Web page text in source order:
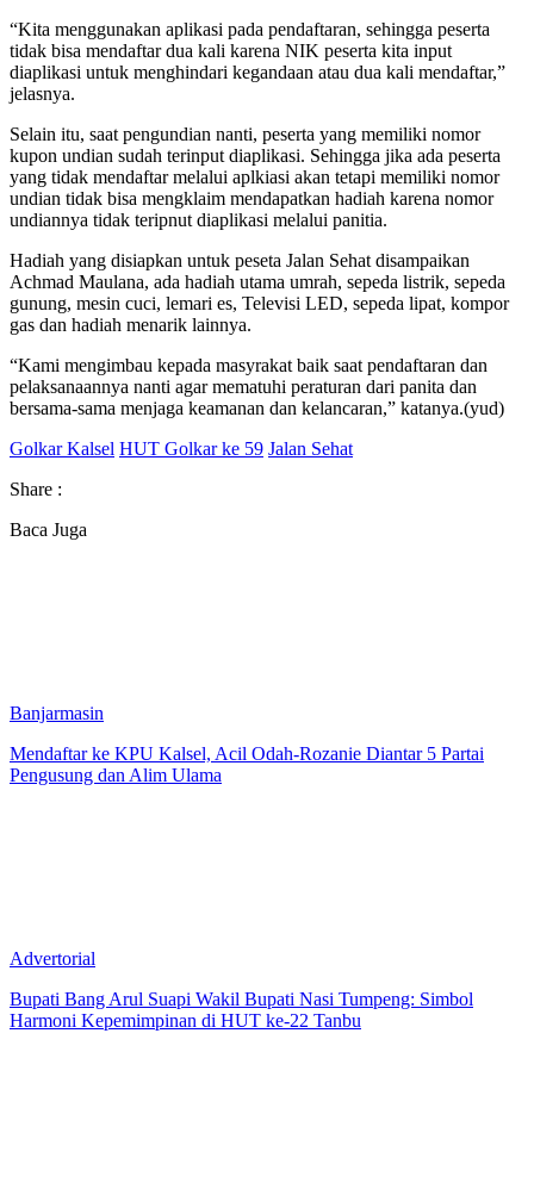
“Kita menggunakan aplikasi pada pendaftaran, sehingga peserta
tidak bisa mendaftar dua kali karena NIK peserta kita input
diaplikasi untuk menghindari kegandaan atau dua kali mendaftar,”
jelasnya.
Selain itu, saat pengundian nanti, peserta yang memiliki nomor
kupon undian sudah terinput diaplikasi. Sehingga jika ada peserta
yang tidak mendaftar melalui aplkiasi akan tetapi memiliki nomor
undian tidak bisa mengklaim mendapatkan hadiah karena nomor
undiannya tidak teripnut diaplikasi melalui panitia.
Hadiah yang disiapkan untuk peseta Jalan Sehat disampaikan
Achmad Maulana, ada hadiah utama umrah, sepeda listrik, sepeda
gunung, mesin cuci, lemari es, Televisi LED, sepeda lipat, kompor
gas dan hadiah menarik lainnya.
“Kami mengimbau kepada masyrakat baik saat pendaftaran dan
pelaksanaannya nanti agar mematuhi peraturan dari panita dan
bersama-sama menjaga keamanan dan kelancaran,” katanya.(yud)
Golkar Kalsel HUT Golkar ke 59 Jalan Sehat
Share :
Baca Juga
Banjarmasin
Mendaftar ke KPU Kalsel, Acil Odah-Rozanie Diantar 5 Partai
Pengusung dan Alim Ulama
Advertorial
Bupati Bang Arul Suapi Wakil Bupati Nasi Tumpeng: Simbol
Harmoni Kepemimpinan di HUT ke-22 Tanbu